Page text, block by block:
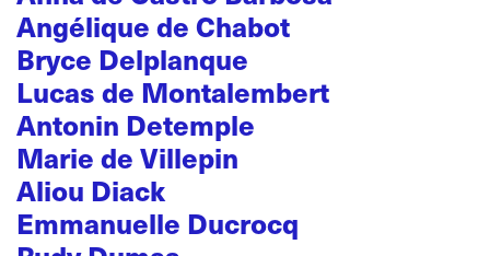
Angélique de Chabot
Bryce Delplanque
Lucas de Montalembert
Antonin Detemple
Marie de Villepin
Aliou Diack
Emmanuelle Ducrocq